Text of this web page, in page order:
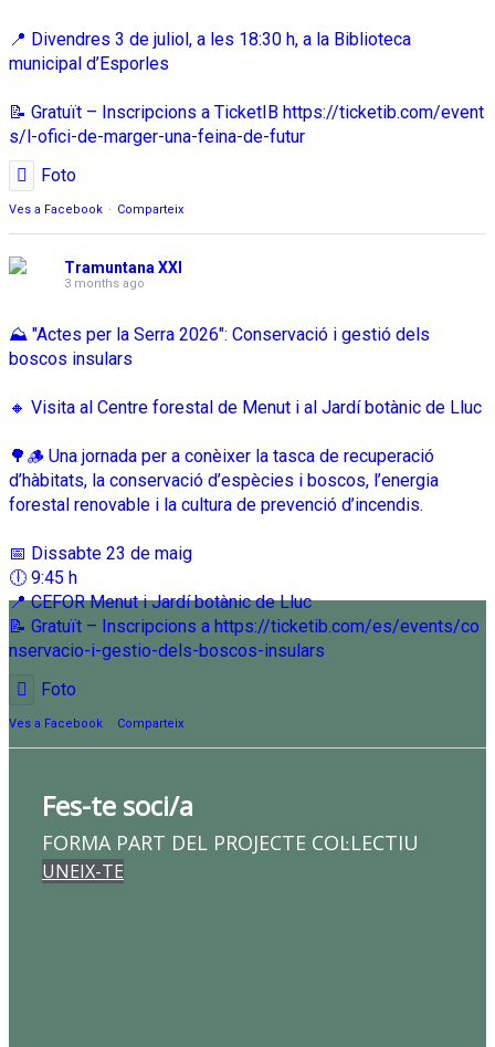
📍 Divendres 3 de juliol, a les 18:30 h, a la Biblioteca
municipal d’Esporles
📝 Gratuït – Inscripcions a TicketIB https://ticketib.com/event
s/l-ofici-de-marger-una-feina-de-futur
Foto
Ves a Facebook · Comparteix
Tramuntana XXI
3 months ago
⛰️ "Actes per la Serra 2026": Conservació i gestió dels
boscos insulars
🔸 Visita al Centre forestal de Menut i al Jardí botànic de Lluc
🌳🪵 Una jornada per a conèixer la tasca de recuperació
d’hàbitats, la conservació d’espècies i boscos, l’energia
forestal renovable i la cultura de prevenció d’incendis.
📅 Dissabte 23 de maig
🕕 9:45 h
📍 CEFOR Menut i Jardí botànic de Lluc
📝 Gratuït – Inscripcions a https://ticketib.com/es/events/co
nservacio-i-gestio-dels-boscos-insulars
Foto
Ves a Facebook Comparteix
Fes-te soci/a​
FORMA PART DEL PROJECTE COL·LECTIU​
UNEIX-TE